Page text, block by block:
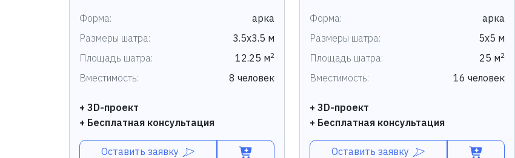
Форма:
арка
Размеры шатра:
3.5х3.5 м
Площадь шатра:
12.25 м2
Вместимость: 8 человек
+ 3D-проект
+ Бесплатная консультация
Оставить заявку
Форма:
арка
Размеры шатра:
5х5 м
Площадь шатра:
25 м2
Вместимость: 16 человек
+ 3D-проект
+ Бесплатная консультация
Оставить заявку